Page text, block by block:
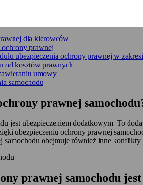
dla kierowców
ochrony prawnej
ubezpieczenia ochrony prawnej w
od kosztów prawnych
umowy
samochodu
prawnej
jest ubezpieczeniem dodatkowym. To
ubezpieczeniu ochrony prawnej
samochodu obejmuje również inne
prawnej samochodu jest